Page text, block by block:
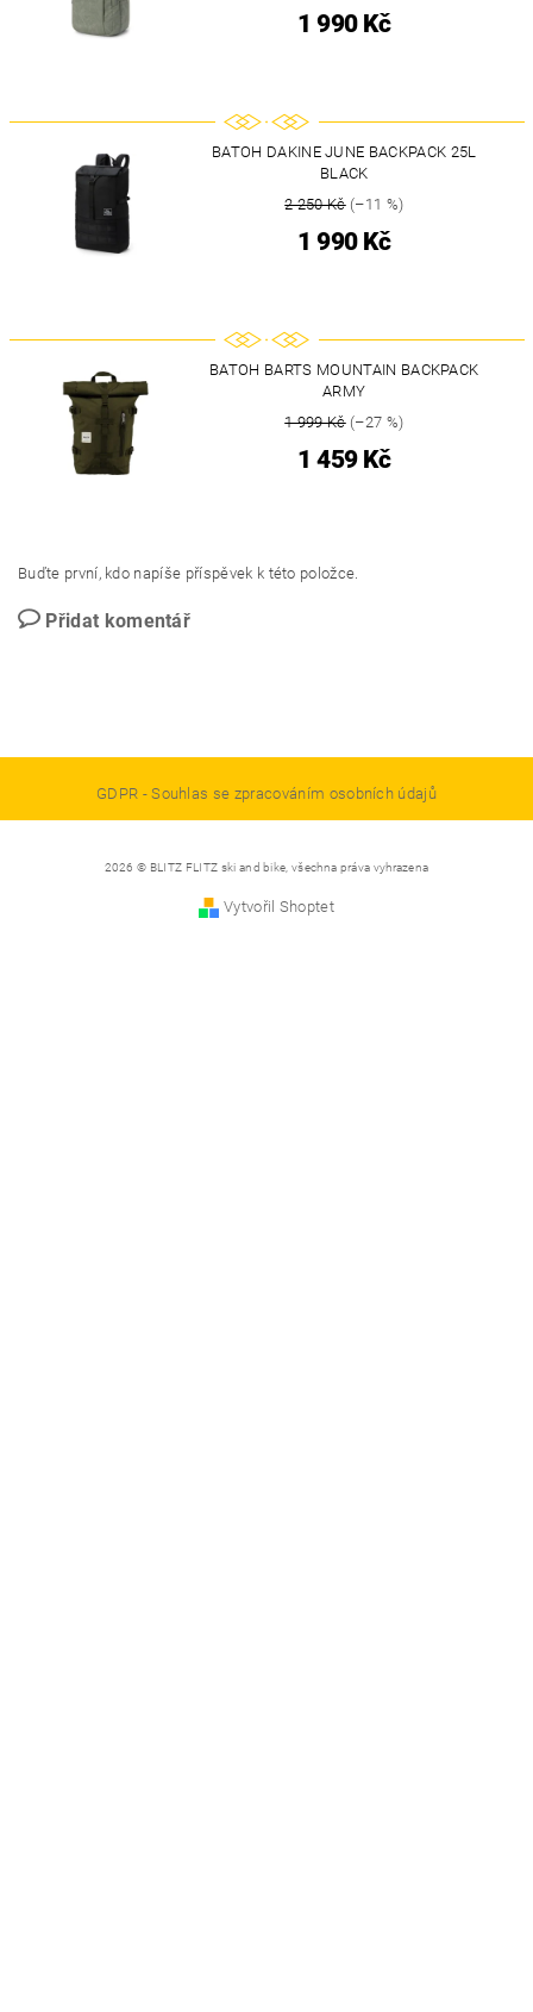
1 990 Kč
BATOH DAKINE JUNE BACKPACK 25L
BLACK
2 250 Kč(–11 %)
1 990 Kč
BATOH BARTS MOUNTAIN BACKPACK
ARMY
1 999 Kč(–27 %)
1 459 Kč
Buďte první, kdo napíše příspěvek k této položce.
Přidat komentář
GDPR - Souhlas se zpracováním osobních údajů
2026 © BLITZ FLITZ ski and bike, všechna práva vyhrazena
Vytvořil Shoptet